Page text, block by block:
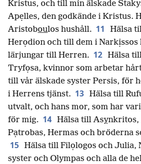
Kristus, och till min älskade
Apẹlles, den godkände i Kristus.
Aristoboulos hushåll. 11
Hälsa
Herọdion och till dem i Narkịssos
lärjungar till Herren. 12 Hälsa
Tryfọsa, kvinnor som arbetar
till vår älskade syster Persis, för
i Herrens tjänst. 13 Hälsa till
utvalt, och hans mor, som har
för mig. 14 Hälsa till Asỵnkritos,
Pạtrobas, Hermas och bröderna
15 Hälsa till Filọlogos och Julia,
syster och Olympas och alla de